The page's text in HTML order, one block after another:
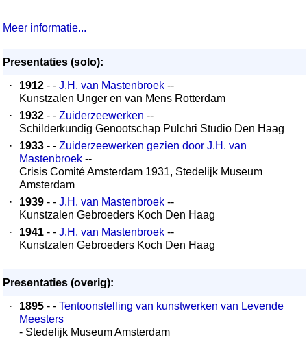
Meer informatie...
Presentaties (solo):
·
1912 - - J.H. van Mastenbroek --
Kunstzalen Unger en van Mens Rotterdam
·
1932 - - Zuiderzeewerken --
Schilderkundig Genootschap Pulchri Studio Den Haag
·
1933 - - Zuiderzeewerken gezien door J.H. van
Mastenbroek --
Crisis Comité Amsterdam 1931, Stedelijk Museum
Amsterdam
·
1939 - - J.H. van Mastenbroek --
Kunstzalen Gebroeders Koch Den Haag
·
1941 - - J.H. van Mastenbroek --
Kunstzalen Gebroeders Koch Den Haag
Presentaties (overig):
·
1895 - - Tentoonstelling van kunstwerken van Levende
Meesters
- Stedelijk Museum Amsterdam